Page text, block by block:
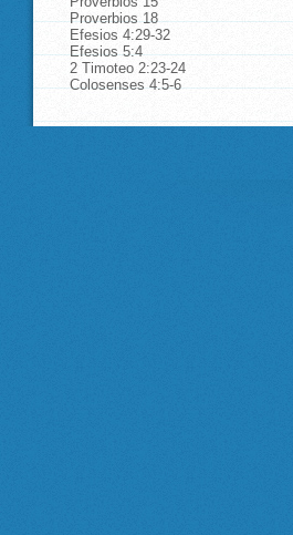
Proverbios 18
Efesios 4:29-32
Efesios 5:4
2 Timoteo 2:23-24
Colosenses 4:5-6